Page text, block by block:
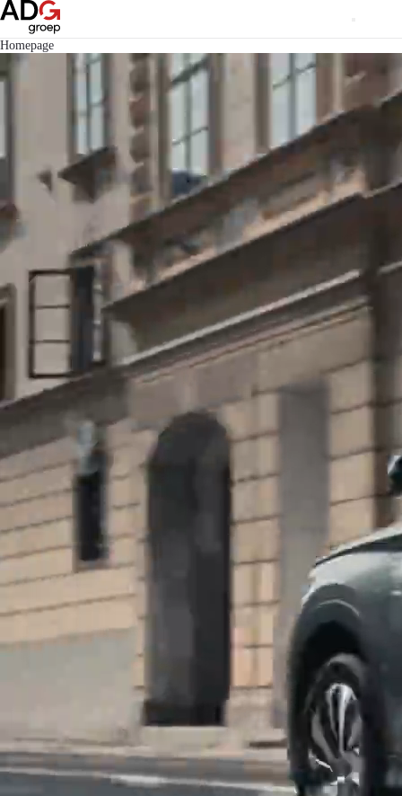
Homepage